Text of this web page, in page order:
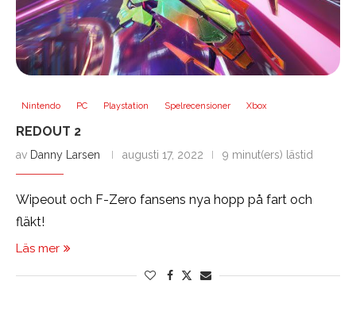
Nintendo PC Playstation Spelrecensioner Xbox
REDOUT 2
av Danny Larsen augusti 17, 2022 9 minut(ers) lästid
Wipeout och F-Zero fansens nya hopp på fart och
fläkt!
Läs mer